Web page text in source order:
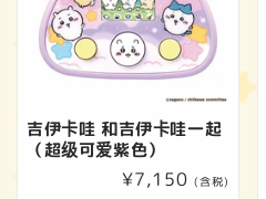
吉伊卡哇 和吉伊卡哇一起
（超级可爱紫色）
常
¥7,150 (含税)